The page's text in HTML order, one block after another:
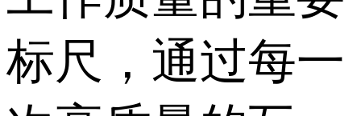
标尺，通过每一